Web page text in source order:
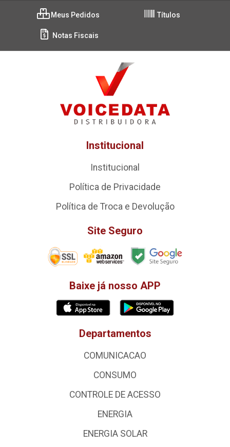
Meus Pedidos Títulos
Notas Fiscais
Institucional
Institucional
Política de Privacidade
Política de Troca e Devolução
Site Seguro
Baixe já nosso APP
Departamentos
COMUNICACAO
CONSUMO
CONTROLE DE ACESSO
ENERGIA
ENERGIA SOLAR